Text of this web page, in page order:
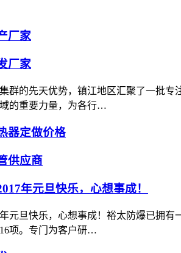
厂家
厂家
群的先天优势，镇江地区汇聚了一批
的重要力量，为各行…
器定做价格
供应商
年元旦快乐，心想事成！
元旦快乐，心想事成！裕太防爆已拥
项。专门为客户研…